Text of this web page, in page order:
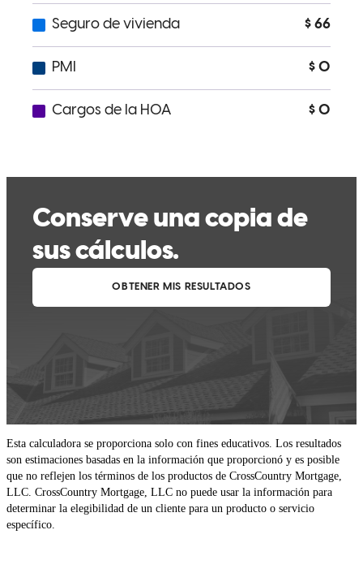
Esta calculadora se proporciona solo con fines educativos. Los resultados
son estimaciones basadas en la información que proporcionó y es posible
que no reflejen los términos de los productos de CrossCountry Mortgage,
LLC. CrossCountry Mortgage, LLC no puede usar la información para
determinar la elegibilidad de un cliente para un producto o servicio
específico.